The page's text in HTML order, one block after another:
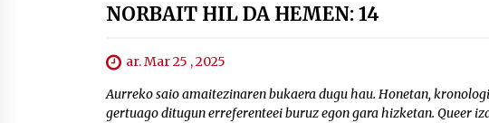
NORBAIT HIL DA HEMEN: 14
ar. Mar 25 , 2025
Aurreko saio amaitezinaren bukaera dugu hau. Honetan,
gertuago ditugun erreferenteei buruz egon gara hizketan. Queer